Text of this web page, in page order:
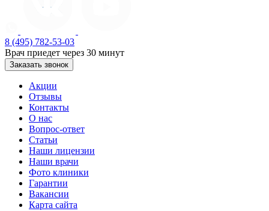
8 (495) 782-53-03
Врач приедет через 30 минут
Заказать звонок
Акции
Отзывы
Контакты
О нас
Вопрос-ответ
Статьи
Наши лицензии
Наши врачи
Фото клиники
Гарантии
Вакансии
Карта сайта